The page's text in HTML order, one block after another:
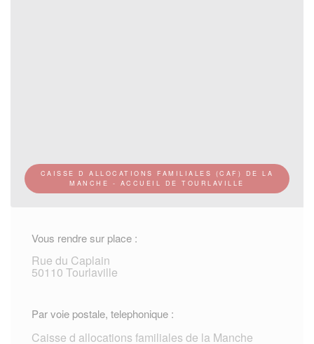
CAISSE D ALLOCATIONS FAMILIALES (CAF) DE LA
MANCHE - ACCUEIL DE TOURLAVILLE
Vous rendre sur place :
Rue du Caplain
50110 Tourlaville
Par voie postale, telephonique :
Caisse d allocations familiales de la Manche